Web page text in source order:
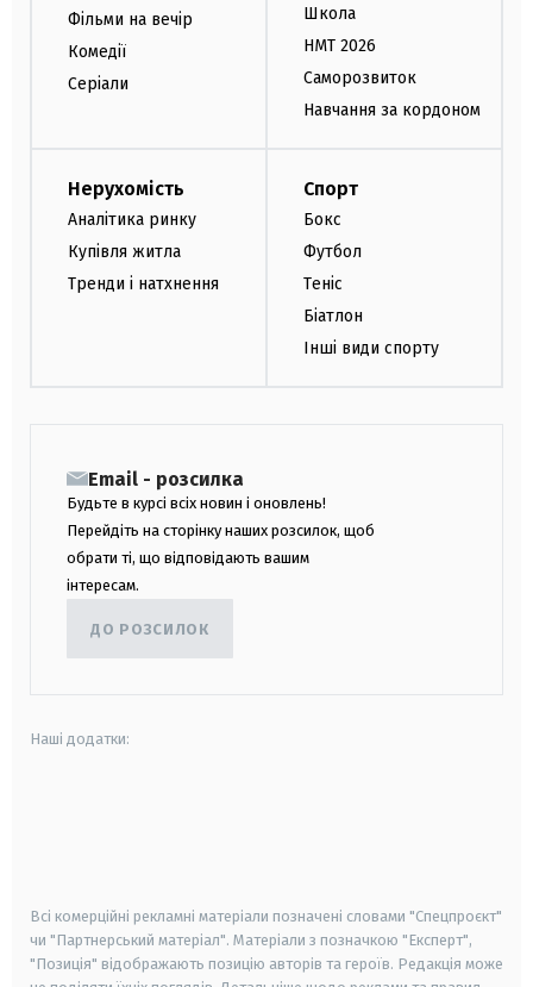
Фільми на вечір
Комедії
Серіали
Школа
НМТ 2026
Саморозвиток
Навчання за кордоном
Нерухомість
Аналітика ринку
Купівля житла
Тренди і натхнення
Спорт
Бокс
Футбол
Теніс
Біатлон
Інші види спорту
Email - розсилка
Будьте в курсі всіх новин і оновлень!
Перейдіть на сторінку наших розсилок, щоб
обрати ті, що відповідають вашим
інтересам.
ДО РОЗСИЛОК
Наші додатки:
Всі комерційні рекламні матеріали позначені словами "Спецпроєкт"
чи "Партнерський матеріал". Матеріали з позначкою "Експерт",
"Позиція" відображають позицію авторів та героїв. Редакція може